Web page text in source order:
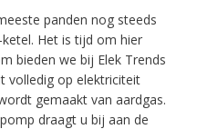
panden nog steeds
Het is tijd om hier
bieden we bij Elek Trends
volledig op elektriciteit
gemaakt van aardgas.
draagt u bij aan de